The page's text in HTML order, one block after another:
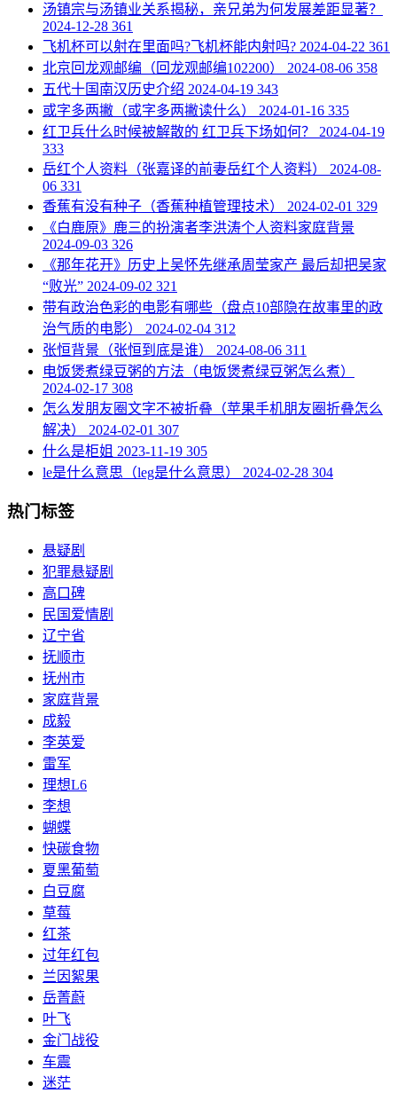
​汤镇宗与汤镇业关系揭秘，亲兄弟为何发展差距显著？
2024-12-28 361
​飞机杯可以射在里面吗?飞机杯能内射吗? 2024-04-22 361
​北京回龙观邮编（回龙观邮编102200）
2024-08-06 358
​五代十国南汉历史介绍 2024-04-19 343
​或字多两撇（或字多两撇读什么）
2024-01-16 335
​红卫兵什么时候被解散的 红卫兵下场如何？
2024-04-19
333
​岳红个人资料（张嘉译的前妻岳红个人资料）
2024-08-
06 331
​香蕉有没有种子（香蕉种植管理技术）
2024-02-01 329
​《白鹿原》鹿三的扮演者李洪涛个人资料家庭背景
2024-09-03 326
​《那年花开》历史上吴怀先继承周莹家产 最后却把吴家
“败光” 2024-09-02 321
​带有政治色彩的电影有哪些（盘点10部隐在故事里的政
治气质的电影）
2024-02-04 312
​张恒背景（张恒到底是谁）
2024-08-06 311
​电饭煲煮绿豆粥的方法（电饭煲煮绿豆粥怎么煮）
2024-02-17 308
​怎么发朋友圈文字不被折叠（苹果手机朋友圈折叠怎么
解决）
2024-02-01 307
​什么是柜姐 2023-11-19 305
​le是什么意思（leg是什么意思）
2024-02-28 304
热门标签
悬疑剧
犯罪悬疑剧
高口碑
民国爱情剧
辽宁省
抚顺市
抚州市
家庭背景
​成毅
​李英爱
雷军
理想L6
李想
​蝴蝶
​快碳食物
​夏黑葡萄
​白豆腐
​草莓
​红茶
​过年红包
​兰因絮果
​岳菁蔚
叶飞
金门战役
车震
迷茫